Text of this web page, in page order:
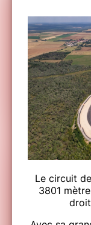
Le circuit
3801